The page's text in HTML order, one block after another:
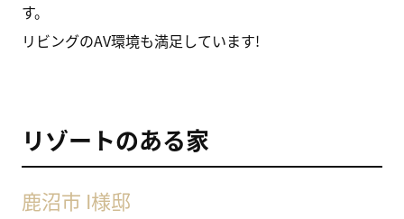
す。
リビングのAV環境も満足しています!
リゾートのある家
鹿沼市 I様邸